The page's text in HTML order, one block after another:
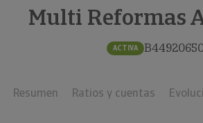
y ERP
· Recuperación de
Investigada
Multi Reformas
ACTIVA
Resumen Ratios y cuentas